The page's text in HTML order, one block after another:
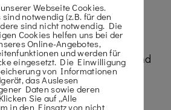
MIT PERSONENLIFTE
langjährigen Erfahrung rund
vertrauen.
Webseite Cookies.
notwendig (z.B. für den
sind nicht notwendig. Die
Cookies helfen uns bei der
Online-Angebotes,
und werden für
eingesetzt. Die Einwilligung
von Informationen
das Auslesen
Daten sowie deren
Sie auf „Alle
in den Einsatz von nicht